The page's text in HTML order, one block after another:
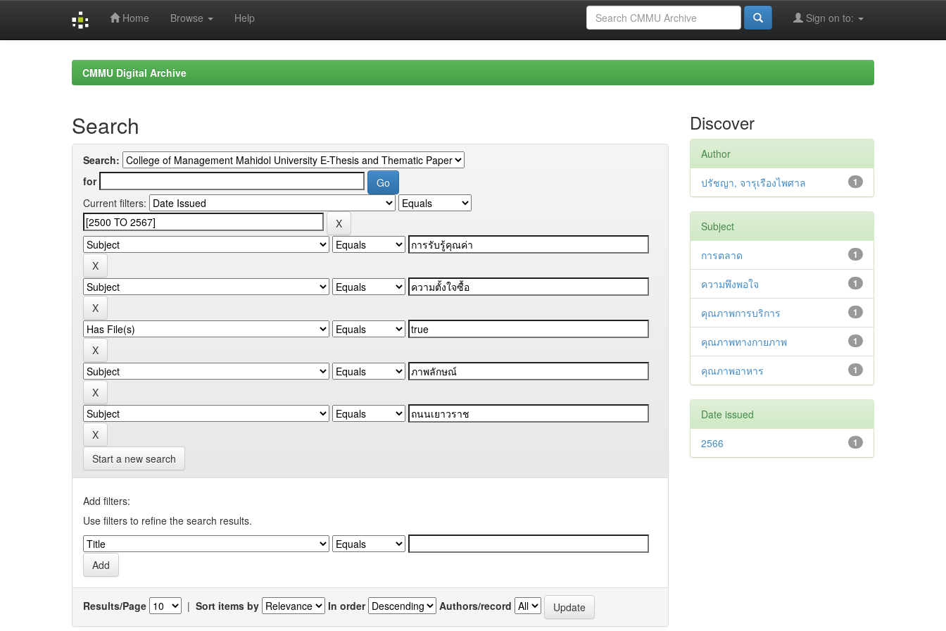
Home Browse Help Sign on to:
CMMU Digital Archive
Search
Search:
for
Current filters:
Start a new search
Add filters:
Use filters to refine the search results.
Results/Page | Sort items by In order Authors/record
Discover
Author
1
ปรัชญา, จารุเรืองไพศาล
Subject
1
การตลาด
1
ความพึงพอใจ
1
คุณภาพการบริการ
1
คุณภาพทางกายภาพ
1
คุณภาพอาหาร
Date issued
1
2566